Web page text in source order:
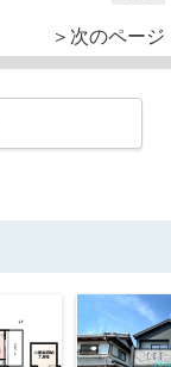
＞次のページ